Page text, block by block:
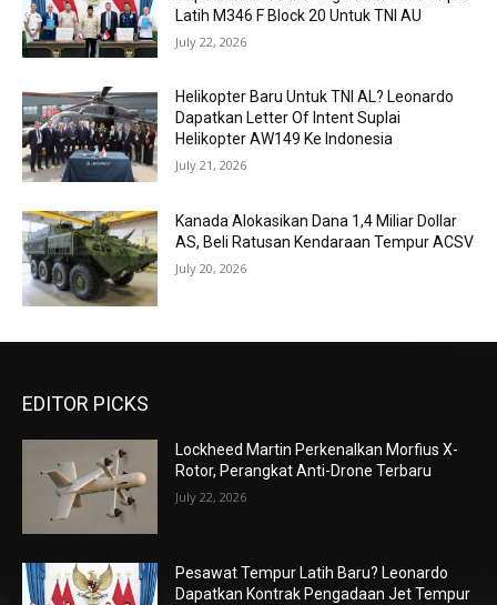
Latih M346 F Block 20 Untuk TNI AU
July 22, 2026
Helikopter Baru Untuk TNI AL? Leonardo
Dapatkan Letter Of Intent Suplai
Helikopter AW149 Ke Indonesia
July 21, 2026
Kanada Alokasikan Dana 1,4 Miliar Dollar
AS, Beli Ratusan Kendaraan Tempur ACSV
July 20, 2026
EDITOR PICKS
Lockheed Martin Perkenalkan Morfius X-
Rotor, Perangkat Anti-Drone Terbaru
July 22, 2026
Pesawat Tempur Latih Baru? Leonardo
Dapatkan Kontrak Pengadaan Jet Tempur